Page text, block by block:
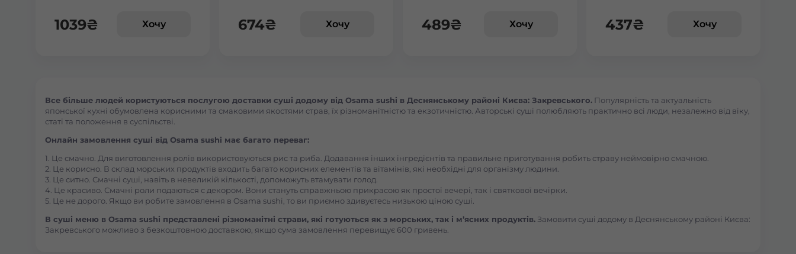
Вінницькі Хутори Чехова
Вінниця Замостянський Янгеля
Вінниця Корея Лесі Українки
1039₴ Хочу 674₴ Хочу 489₴ Хочу 437₴ Хочу
Все більше людей користуються послугою доставки суші додому від Osama sushi в Деснянському районі Києва: Закревського. Популярність та актуальність
японської кухні обумовлена корисними та смаковими якостями страв, їх різноманітністю та екзотичністю. Авторські суші полюбляють практично всі люди, незалежно від віку,
статі та положення в суспільстві.
Онлайн замовлення суші від Osama sushi має багато переваг:
1. Це смачно. Для виготовлення ролів використовуються рис та риба. Додавання інших інгредієнтів та правильне приготування робить страву неймовірно смачною.
2. Це корисно. В склад морських продуктів входить багато корисних елементів та вітамінів, які необхідні для організму людини.
3. Це ситно. Смачні суші, навіть в невеликій кількості, допоможуть втамувати голод.
4. Це красиво. Смачні роли подаються с декором. Вони стануть справжньою прикрасою як простої вечері, так і святкової вечірки.
5. Це не дорого. Якщо ви робите замовлення в Osama sushi, то ви приємно здивуєтесь низькою ціною суші.
В суші меню в Osama sushi представлені різноманітні страви, які готуються як з морських, так і м’ясних продуктів. Замовити суші додому в Деснянському районі Києва:
Закревського можливо з безкоштовною доставкою, якщо сума замовлення перевищує 600 гривень.